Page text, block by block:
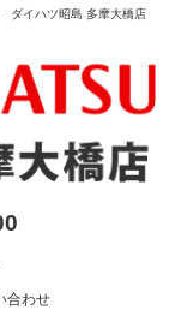
ダイハツ昭島 多摩大橋店
合わせ